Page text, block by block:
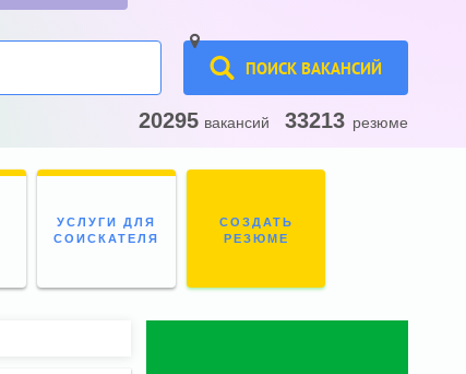
ПОИСК ВАКАНСИЙ
20295 вакансий 33213 резюме
УСЛУГИ ДЛЯ
СОИСКАТЕЛЯ
СОЗДАТЬ
РЕЗЮМЕ